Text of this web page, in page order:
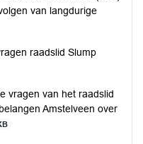
van langdurige
raadslid Slump
vragen van het raadslid
Amstelveen over